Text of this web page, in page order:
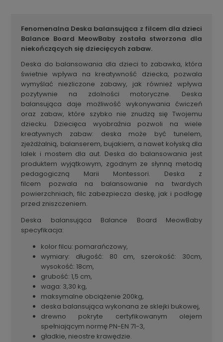
Fenomenalna Deska balansująca z filcem dla dzieci
Balance Board MeowBaby została stworzona dla
niekończących się dziecięcych zabaw.
Deska do balansowania dla dzieci to zabawka, która
świetnie wpływa na kreatywność dziecka, pozwala
wymyślać niezliczone zabawy, jak również wpływa
pozytywnie na zdolności motoryczne. Deska
balansująca daje możliwość wykonywania ćwiczeń
oraz zabaw, które szybko nie znudzą się Twojemu
dziecku. Dziecięca wyobraźnia pozwoli na wiele
kreatywnych zabaw: deska może być tunelem,
zjeżdżalnią, balanserem, bujakiem, a nawet kołyską dla
lalek i mostem dla aut. Deska do balansowania jest
produktem wyjątkowym, zgodnym ze słynną metodą
pedagogiczną Marii Montessori. Deska z
filcem pozwala na balansowanie na twardych
powierzchniach, filc zabezpiecza deskę, jak i podłogę
przed zniszczeniem.
Deska balansująca Balance Board MeowBaby
specyfikacja:
kolor filcu: pomarańczowy,
wymiary: długość: 80 cm, szerokość: 30cm,
wysokość: 18cm,
grubość: 1,5 cm,
waga: 3,30 kg,
maksymalne obciążenie 200kg,
deska balansująca wykonana ze sklejki bukowej,
drewno pokryte certyfikowanym olejem
spełniającym normę PN-EN 71-3,
gładkie, nieostre krawędzie.